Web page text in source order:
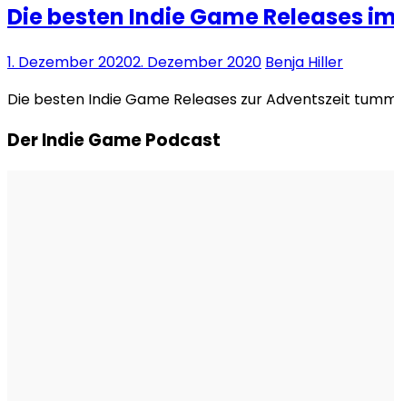
Die besten Indie Game Releases
1. Dezember 20202. Dezember 2020 Benja Hiller
Die besten Indie Game Releases zur Adventszeit
Der Indie Game Podcast